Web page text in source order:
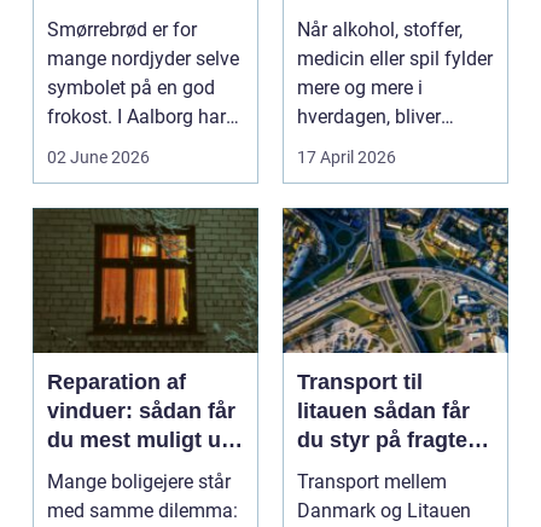
moderne twist
Smørrebrød er for
mange nordjyder selve
symbolet på en god
frokost. I Aalborg har
den klassiske spis...
02 June 2026
Når alkohol, stoffer,
medicin eller spil fylder
mere og mere i
hverdagen, bliver
grænsen...
17 April 2026
Reparation af
vinduer: sådan får
du mest muligt ud
af dine gamle
vinduer
Mange boligejere står
med samme dilemma:
Transport til
litauen sådan får
du styr på fragten
til baltikum
Transport mellem
Danmark og Litauen